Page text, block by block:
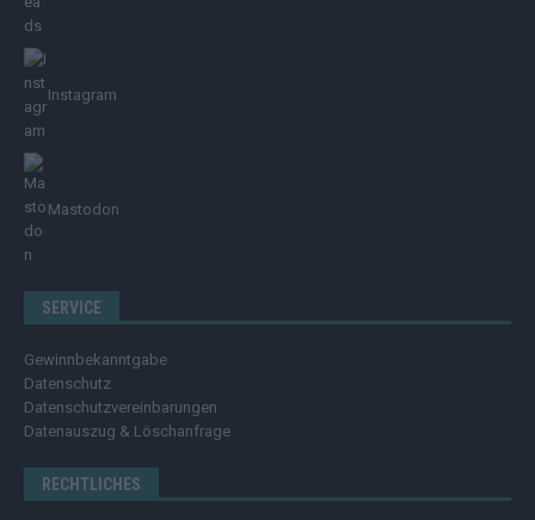
Instagram
Mastodon
SERVICE
Gewinnbekanntgabe
Datenschutz
Datenschutzvereinbarungen
Datenauszug & Löschanfrage
RECHTLICHES